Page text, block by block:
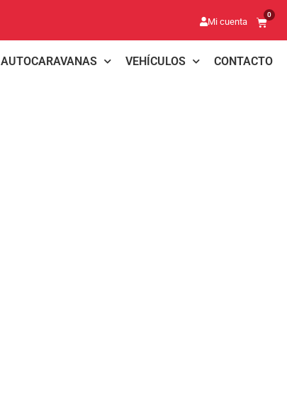
Mi cuenta
0
AUTOCARAVANAS VEHÍCULOS CONTACTO